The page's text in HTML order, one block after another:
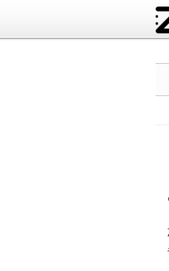
Sketchbook5,
Sketchbook5,